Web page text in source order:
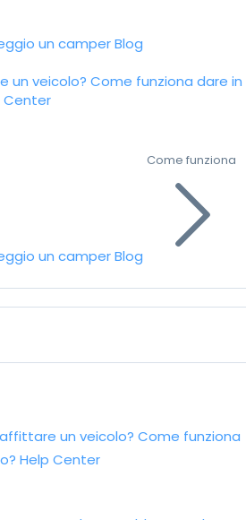
un camperBlog
un veicolo? Come funziona dare in
Center
un camperBlog
Come funziona
un veicolo? Come funziona
Help Center